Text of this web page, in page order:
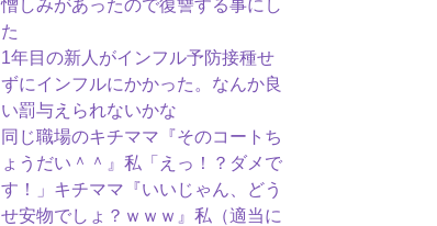
憎しみがあったので復讐する事にし
た
1年目の新人がインフル予防接種せ
ずにインフルにかかった。なんか良
い罰与えられないかな
同じ職場のキチママ『そのコートち
ょうだい＾＾』私「えっ！？ダメで
す！」キチママ『いいじゃん、どう
せ安物でしょ？ｗｗｗ』私（適当に